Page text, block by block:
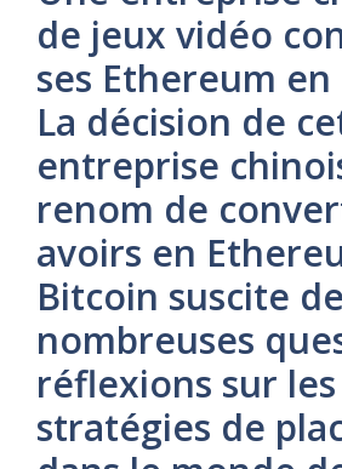
de jeux vidéo
ses Ethereum
La décision de
entreprise
renom de
avoirs en
Bitcoin suscite de
nombreuses
réflexions sur les
stratégies de